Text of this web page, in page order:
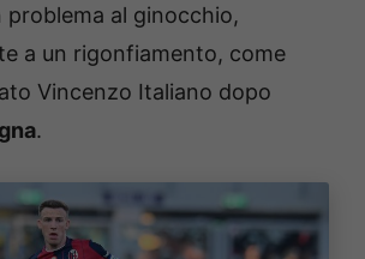
problema al ginocchio,
a un rigonfiamento, come
Vincenzo Italiano dopo
.